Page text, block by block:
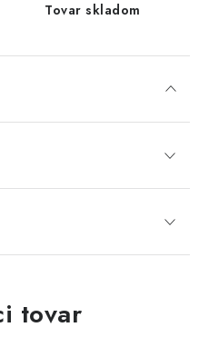
Tovar skladom
tovar